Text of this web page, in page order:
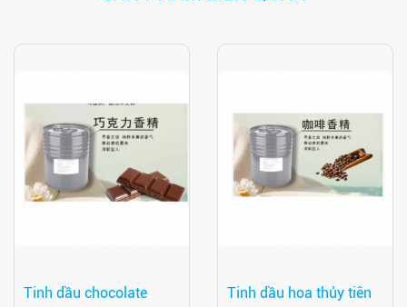
Tinh dầu chocolate
Tinh dầu hoa thủy tiên